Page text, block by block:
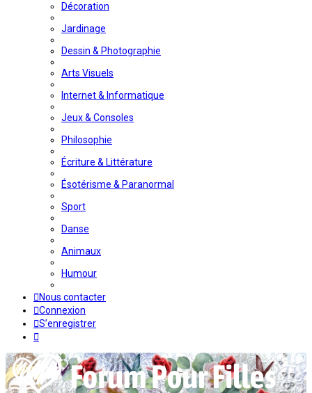
Décoration
Jardinage
Dessin & Photographie
Arts Visuels
Internet & Informatique
Jeux & Consoles
Philosophie
Écriture & Littérature
Ésotérisme & Paranormal
Sport
Danse
Animaux
Humour
Nous contacter
Connexion
S’enregistrer